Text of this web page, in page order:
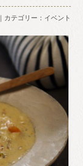
カテゴリー： イベント